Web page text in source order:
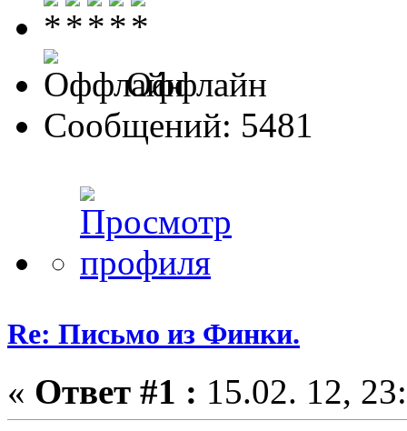
Оффлайн
Сообщений: 5481
Re: Письмо из Финки.
« Ответ #1 : 15.02. 12,